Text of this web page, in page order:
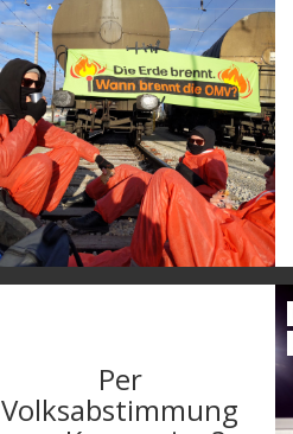
Per
Volksabstimmung